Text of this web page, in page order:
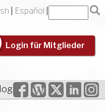
Español
Login für Mitglieder
Facebook
WordPress
TwitterLinkedIn